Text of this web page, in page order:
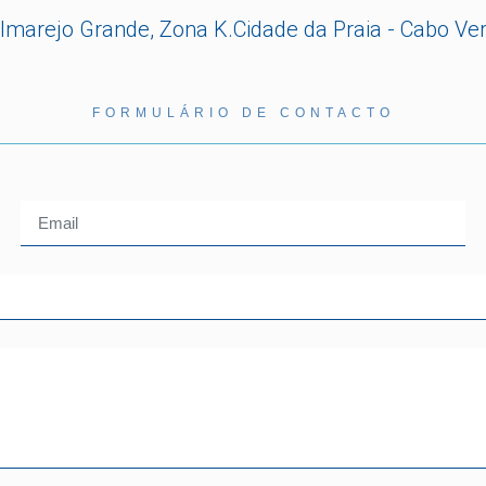
Grande, Zona K.Cidade da Praia - Cabo
FORMULÁRIO DE CONTACTO